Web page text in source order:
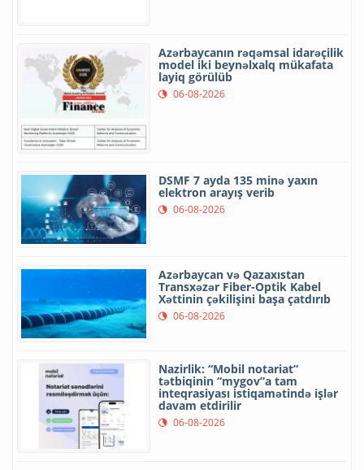
Azərbaycanın rəqəmsal idarəçilik
model iki beynəlxalq mükafata
layiq görülüb
06-08-2026
DSMF 7 ayda 135 minə yaxın
elektron arayış verib
06-08-2026
Azərbaycan və Qazaxıstan
Transxəzər Fiber-Optik Kabel
Xəttinin çəkilişini başa çatdırıb
06-08-2026
Nazirlik: “Mobil notariat”
tətbiqinin “mygov”a tam
inteqrasiyası istiqamətində işlər
davam etdirilir
06-08-2026